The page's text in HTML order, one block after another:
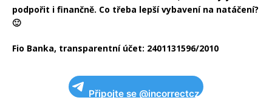
podpořit i finančně. Co třeba lepší vybavení na natáčení?
🙂
Fio Banka, transparentní účet: 2401131596/2010
Připojte se @incorrectcz